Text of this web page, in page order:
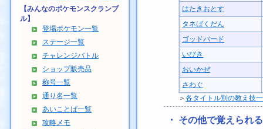
【みんなのポケモンスクランブ
ル】
登場ポケモン一覧
ステージ一覧
チャレンジバトル
ショップ販売品
称号一覧
通り名一覧
あいことば一覧
攻略メモ
はたきおとす
タネばくだん
ゴッドバード
いびき
おいかぜ
さわぐ
＞ 各タイトル別の教え技
・ その他で覚えられ